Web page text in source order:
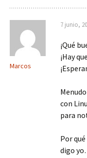
Marcos
7 junio,
¡Qué
¡Hay
con
para
Por
digo